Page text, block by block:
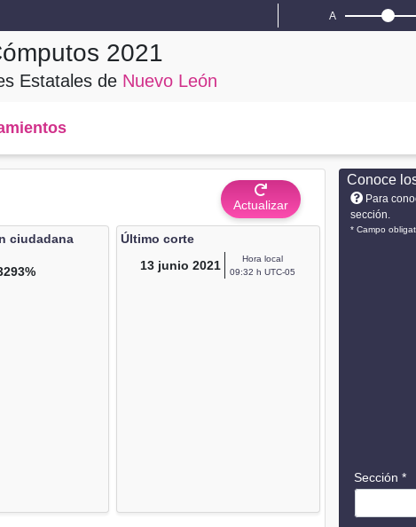
A
2021
Estatales de Nuevo León
Actualizar
ciudadana
Último corte
13 junio 2021
Hora local
09:32 h UTC-05
Conoce
Para
sección.
* Campo
Sección *